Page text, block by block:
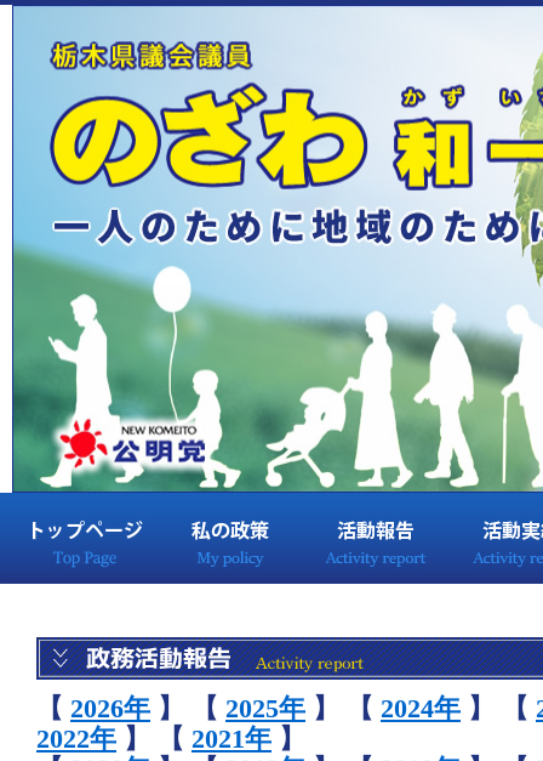
【 2026年 】 【 2025年 】 【 2024年 】 【
2022年 】 【 2021年 】